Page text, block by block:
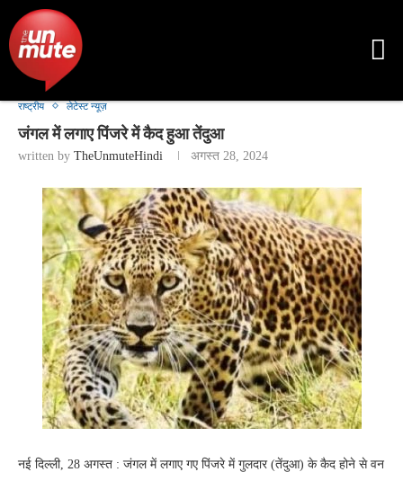
राष्ट्रीय लेटेस्ट न्यूज़
जंगल में लगाए पिंजरे में कैद हुआ तेंदुआ
written by TheUnmuteHindi अगस्त 28, 2024
नई दिल्ली, 28 अगस्त : जंगल में लगाए गए पिंजरे में गुलदार (तेंदुआ) के कैद होने से वन